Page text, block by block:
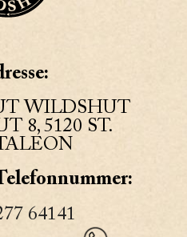
WILDSHUT
8, 5120 ST.
64141